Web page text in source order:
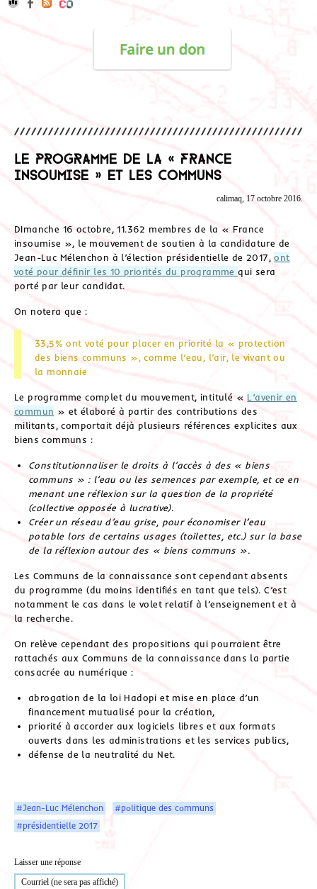
Le programme de la « France
insoumise » et les Communs
calimaq, 17 octobre 2016.
DImanche 16 octobre, 11.362 membres de la « France
insoumise », le mouvement de soutien à la candidature de
Jean-Luc Mélenchon à l’élection présidentielle de 2017,ont
voté pour définir les 10 priorités du programmequi sera
porté par leur candidat.
On notera que :
33,5% ont voté pour placer en priorité la « protection
des biens communs », comme l’eau, l’air, le vivant ou
la monnaie
Le programme complet du mouvement, intitulé « L’avenir en
commun » et élaboré à partir des contributions des
militants, comportait déjà plusieurs références explicites aux
biens communs :
Constitutionnaliser le droits à l’accès à des « biens
communs » : l’eau ou les semences par exemple, et ce en
menant une réflexion sur la question de la propriété
(collective opposée à lucrative).
Créer un réseau d’eau grise, pour économiser l’eau
potable lors de certains usages (toilettes, etc.) sur la base
de la réflexion autour des « biens communs ».
Les Communs de la connaissance sont cependant absents
du programme (du moins identifiés en tant que tels). C’est
notamment le cas dans le volet relatif à l’enseignement et à
la recherche.
On relève cependant des propositions qui pourraient être
rattachés aux Communs de la connaissance dans la partie
consacrée au numérique :
abrogation de la loi Hadopi et mise en place d’un
financement mutualisé pour la création,
priorité à accorder aux logiciels libres et aux formats
ouverts dans les administrations et les services publics,
défense de la neutralité du Net.
#Jean-Luc Mélenchon
#politique des communs
#présidentielle 2017
Laisser une réponse
Courriel (ne sera pas affiché)